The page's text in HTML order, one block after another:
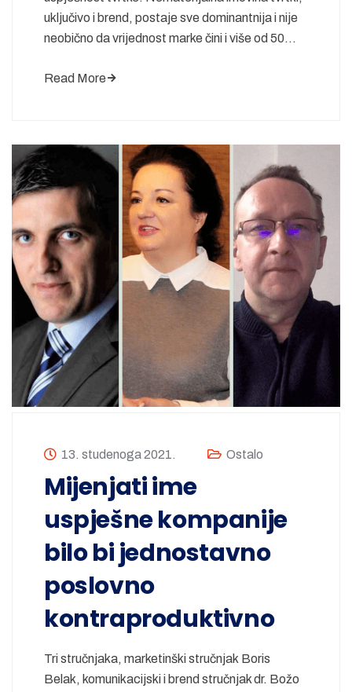
uključivo i brend, postaje sve dominantnija i nije
neobično da vrijednost marke čini i više od 50…
Read More
13. studenoga 2021. Ostalo
Mijenjati ime
uspješne kompanije
bilo bi jednostavno
poslovno
kontraproduktivno
Tri stručnjaka, marketinški stručnjak Boris
Belak, komunikacijski i brend stručnjak dr. Božo